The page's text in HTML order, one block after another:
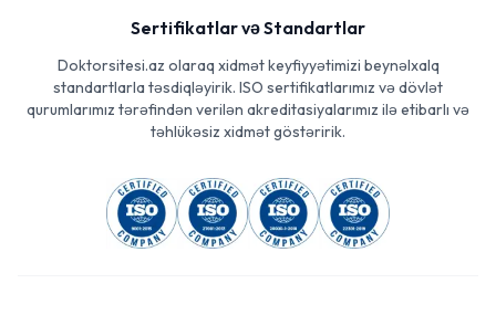
Sertifikatlar və Standartlar
Doktorsitesi.az olaraq xidmət keyfiyyətimizi beynəlxalq
standartlarla təsdiqləyirik. ISO sertifikatlarımız və dövlət
qurumlarımız tərəfindən verilən akreditasiyalarımız ilə etibarlı və
təhlükəsiz xidmət göstəririk.